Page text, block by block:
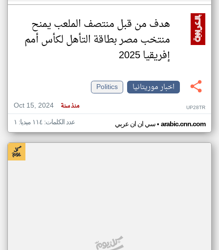
هدف من قبل منتصف الملعب يمنح
منتخب مصر بطاقة التأهل لكأس أمم
إفريقيا 2025
اخبار موريتانيا
Politics
Oct 15, 2024
منذ سنة UP28TR
سي ان ان عربي• arabic.cnn.com عدد الكلمات: ١١٤ ميديا: ١